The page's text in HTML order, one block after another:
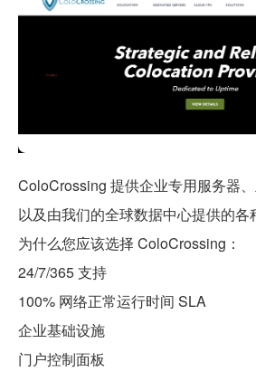
ColoCrossing 提供企业专用服务器
以及由我们的全球数据中心提供的各
为什么您应该选择 ColoCrossing：
24/7/365 支持
100% 网络正常运行时间 SLA
企业基础设施
门户控制面板